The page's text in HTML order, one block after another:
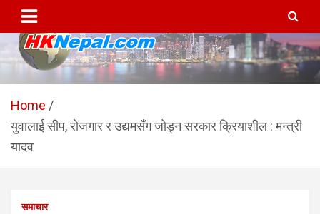
content
HKNepal.com – हङकङबाट
सञ्चालित पहिलो नेपाली अनलाईन
पत्रिका
hknepal, hknepal.com, hk nepal, hk nepal com
Home
युवालाई सीप, रोजगार र उद्यमसँग जोड्न सरकार क्रियाशील : मन्त्री
यादव
समाचार